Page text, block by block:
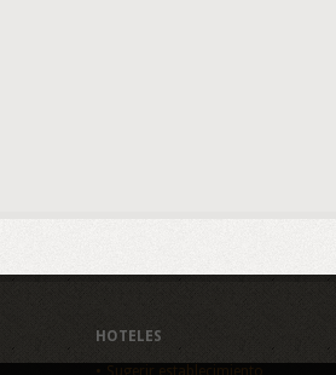
HOTELES
Sugerir establecimiento